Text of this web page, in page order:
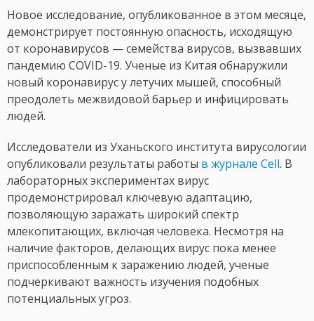
Новое исследование, опубликованное в этом месяце,
демонстрирует постоянную опасность, исходящую
от коронавирусов — семейства вирусов, вызвавших
пандемию COVID-19. Ученые из Китая обнаружили
новый коронавирус у летучих мышей, способный
преодолеть межвидовой барьер и инфицировать
людей.
Исследователи из Уханьского института вирусологии
опубликовали результаты работы в журнале Cell. В
лабораторных экспериментах вирус
продемонстрировал ключевую адаптацию,
позволяющую заражать широкий спектр
млекопитающих, включая человека. Несмотря на
наличие факторов, делающих вирус пока менее
приспособленным к заражению людей, ученые
подчеркивают важность изучения подобных
потенциальных угроз.